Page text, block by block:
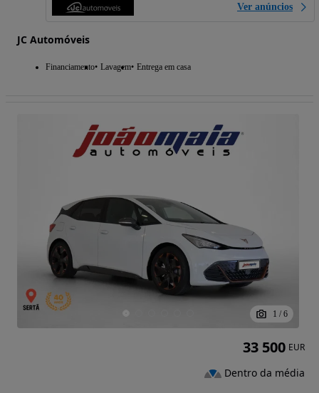
Ver anúncios
JC Automóveis
Financiamento Lavagem Entrega em casa
1 / 6
33 500 EUR
Dentro da média